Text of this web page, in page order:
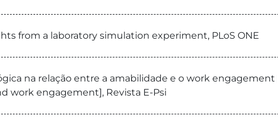
from a laboratory simulation experiment, PLoS ONE
na relação entre a amabilidade e o work
work engagement], Revista E-Psi